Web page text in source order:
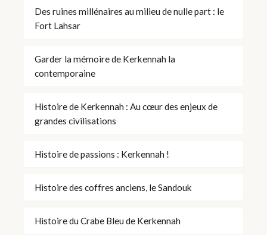
Des ruines millénaires au milieu de nulle part : le
Fort Lahsar
Garder la mémoire de Kerkennah la
contemporaine
Histoire de Kerkennah : Au cœur des enjeux de
grandes civilisations
Histoire de passions : Kerkennah !
Histoire des coffres anciens, le Sandouk
Histoire du Crabe Bleu de Kerkennah